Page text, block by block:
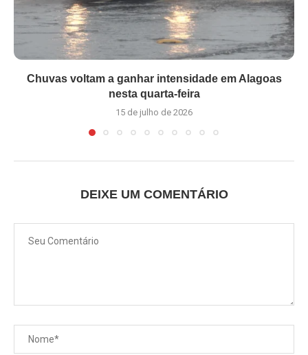
Chuvas voltam a ganhar intensidade em Alagoas
nesta quarta-feira
15 de julho de 2026
DEIXE UM COMENTÁRIO